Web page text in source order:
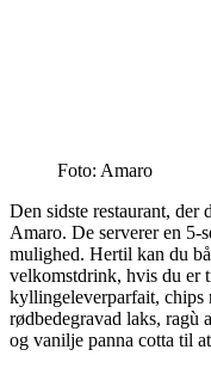
Foto: Amaro
Den sidste restaurant, der
Amaro. De serverer en 5-
mulighed. Hertil kan du
velkomstdrink, hvis du er
kyllingeleverparfait, chips
rødbedegravad laks, ragù
og vanilje panna cotta til